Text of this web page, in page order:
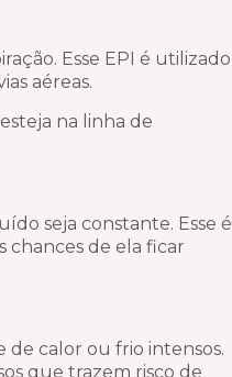
Esse EPI é utilizado
aéreas.
na linha de
seja constante. Esse é
chances de ela ficar
calor ou frio intensos.
que trazem risco de